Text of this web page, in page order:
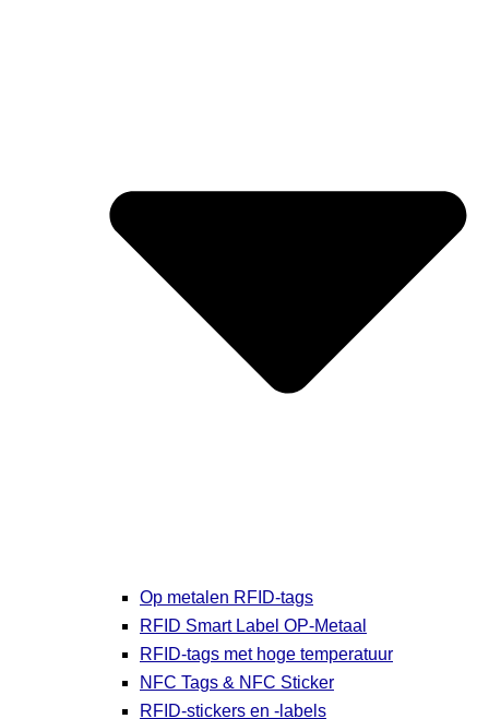
Op metalen RFID-tags
RFID Smart Label OP-Metaal
RFID-tags met hoge temperatuur
NFC Tags & NFC Sticker
RFID-stickers en -labels